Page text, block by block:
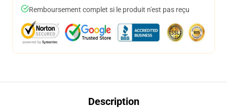
Remboursement complet si le produit n'est pas reçu
Description